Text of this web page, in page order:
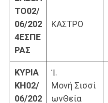
ΤΟ02/
06/202
4ΕΣΠΕ
ΡΑΣ
ΚΑΣΤΡΟ
ΚΥΡΙΑ
ΚΗ02/
06/202
Ἱ.
Μονή Σισσί
ωνΘεία